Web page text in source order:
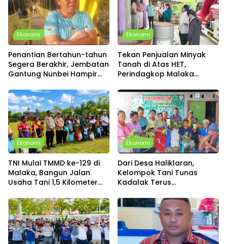
Ekonomi
Penantian Bertahun-tahun
Segera Berakhir, Jembatan
Gantung Nunbei Hampir
Bisa Melintas
Ekonomi
Tekan Penjualan Minyak
Tanah di Atas HET,
Perindagkop Malaka
Nomor Pengaduan
Ekonomi
TNI Mulai TMMD ke-129 di
Malaka, Bangun Jalan
Usaha Tani 1,5 Kilometer
Program untuk Warga
Ekonomi
Dari Desa Haliklaran,
Kelompok Tani Tunas
Kadalak Terus
Harapkan Dukungan
Pemerintah Desa dan
Pemda